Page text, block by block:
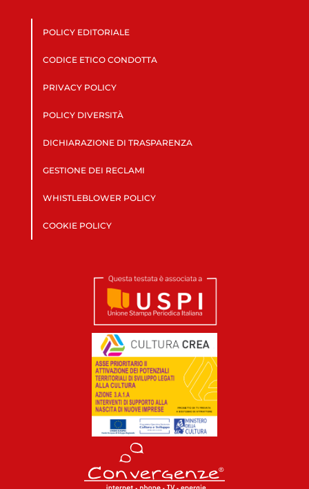
POLICY EDITORIALE
CODICE ETICO CONDOTTA
PRIVACY POLICY
POLICY DIVERSITÀ
DICHIARAZIONE DI TRASPARENZA
GESTIONE DEI RECLAMI
WHISTLEBLOWER POLICY
COOKIE POLICY